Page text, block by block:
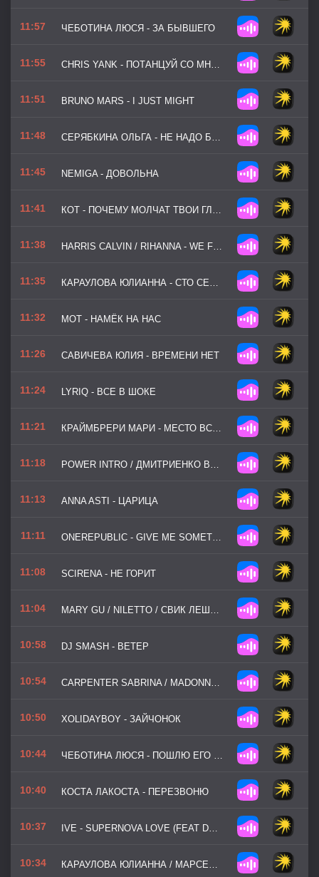
11:57 ЧЕБОТИНА ЛЮСЯ - ЗА БЫВШЕГО
11:55 CHRIS YANK - ПОТАНЦУЙ СО МНОЙ
11:51 BRUNO MARS - I JUST MIGHT
11:48 СЕРЯБКИНА ОЛЬГА - НЕ НАДО БОЛЬНЕЙ МНЕ
11:45 NEMIGA - ДОВОЛЬНА
11:41 КОТ - ПОЧЕМУ МОЛЧАТ ТВОИ ГЛАЗА
11:38 HARRIS CALVIN / RIHANNA - WE FOUND LOVE
11:35 КАРАУЛОВА ЮЛИАННА - СТО СЕРДЕЦ
11:32 МОТ - НАМЁК НА НАС
11:26 САВИЧЕВА ЮЛИЯ - ВРЕМЕНИ НЕТ
11:24 LYRIQ - ВСЕ В ШОКЕ
11:21 КРАЙМБРЕРИ МАРИ - МЕСТО ВСТРЕЧИ
11:18 POWER INTRO / ДМИТРИЕНКО ВАНЯ - ШЁЛК
11:13 ANNA ASTI - ЦАРИЦА
11:11 ONEREPUBLIC - GIVE ME SOMETHING (FOR ARKNIGHTS ENDFIELD)
11:08 SCIRENA - НЕ ГОРИТ
11:04 MARY GU / NILETTO / СВИК ЛЕША - АРИТМИЯ
10:58 DJ SMASH - ВЕТЕР
10:54 CARPENTER SABRINA / MADONNA - BRING YOUR LOVE
10:50 XOLIDAYBOY - ЗАЙЧОНОК
10:44 ЧЕБОТИНА ЛЮСЯ - ПОШЛЮ ЕГО НА
10:40 КОСТА ЛАКОСТА - ПЕРЕЗВОНЮ
10:37 IVE - SUPERNOVA LOVE (FEAT DAVID GUETTA)
10:34 КАРАУЛОВА ЮЛИАННА / МАРСЕЛЬ - ЭТА ПЕСНЯ ДЛЯ ТЕБЯ